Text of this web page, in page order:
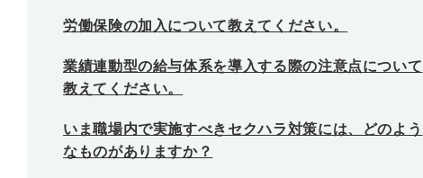
労働保険の加入について教えてください。
業績連動型の給与体系を導入する際の注意点について
教えてください。
いま職場内で実施すべきセクハラ対策には、どのよう
なものがありますか？